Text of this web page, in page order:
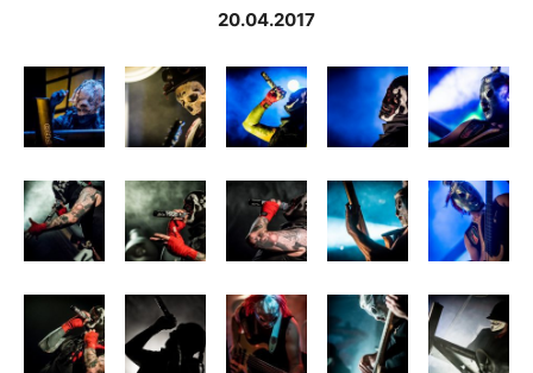
20.04.2017